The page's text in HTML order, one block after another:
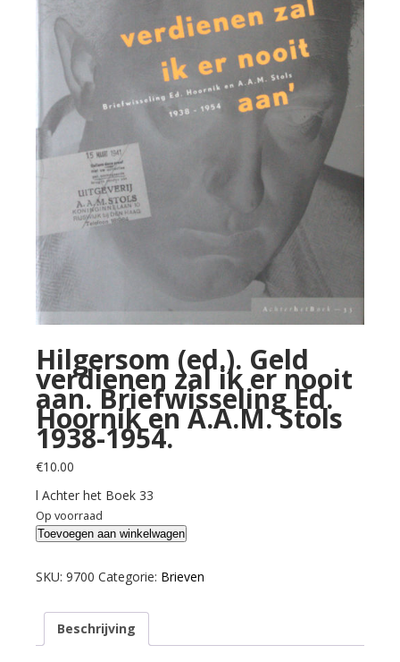
1954.
aantal
Hilgersom (ed.). Geld
verdienen zal ik er nooit
aan. Briefwisseling Ed.
Hoornik en A.A.M. Stols
1938-1954.
€10.00
l Achter het Boek 33
Op voorraad
Hilgersom
Geld
zal
Toevoegen aan winkelwagen
SKU: 9700 Categorie: Brieven
Beschrijving